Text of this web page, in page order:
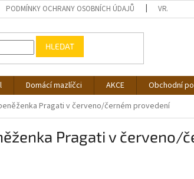
PODMÍNKY OCHRANY OSOBNÍCH ÚDAJŮ VRÁCENÍ
HLEDAT
Domácí mazlíčci AKCE Obchodní
Pragati v červeno/černém provedení
Pragati v červeno/